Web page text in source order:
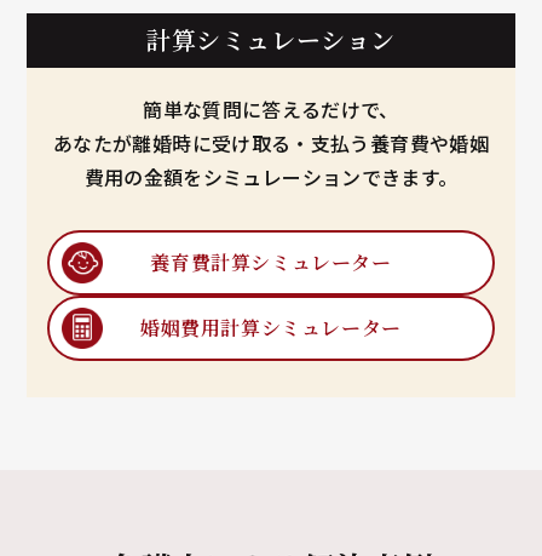
計算シミュレーション
簡単な質問に答えるだけで、
あなたが離婚時に受け取る・支払う養育費や婚姻
費用の金額をシミュレーションできます。
養育費計算シミュレーター
婚姻費用計算シミュレーター